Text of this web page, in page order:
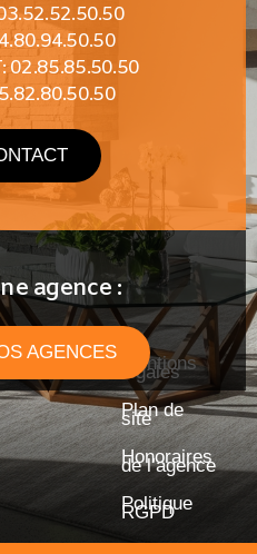
02.85.85.50.50
agence :
AGENCES
Mentions
légales
Plan de
site
Honoraires
de l’agence
Politique
RGPD